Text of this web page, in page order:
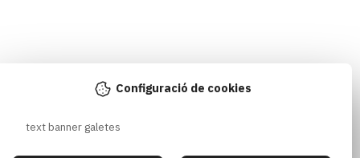
Configuració de cookies
text banner galetes